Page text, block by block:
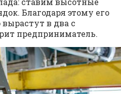
Благодаря этому его
в два с
предприниматель.